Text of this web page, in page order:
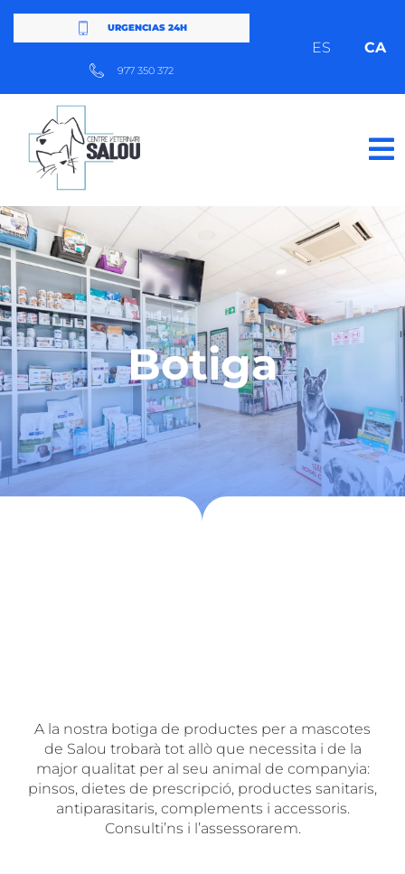
ES CA
URGENCIAS 24H
977 350 372
Botiga
A la nostra botiga de productes per a mascotes
de Salou trobarà tot allò que necessita i de la
major qualitat per al seu animal de companyia:
pinsos, dietes de prescripció, productes sanitaris,
antiparasitaris, complements i accessoris.
Consulti’ns i l’assessorarem.